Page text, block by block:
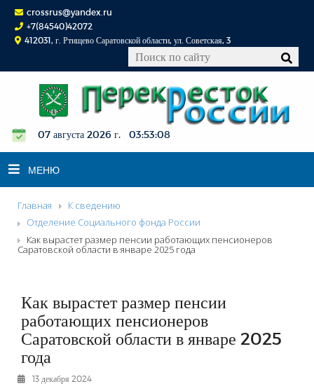
crossrus@yandex.ru
+7(84540)42072
412031, г. Ртищево Саратовской области, ул. Советская, 3
07 августа 2026 г. 03:53:09
МЕНЮ
НОВОСТИ
ОФИЦИАЛЬНО
ФОТОРЕПОРТАЖИ
РЕКЛАМОДАТЕЛЯМ
ОБЪЯВЛЕНИЯ
КОНТАКТЫ
Главная
К сведению
Отделение Социального фонда России
Как вырастет размер пенсии работающих пенсионеров
Саратовской области в январе 2025 года
Как вырастет размер пенсии
работающих пенсионеров
Саратовской области в январе 2025
года
13 декабря 2024